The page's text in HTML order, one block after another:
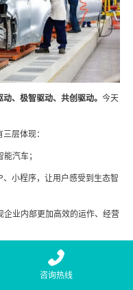
动、极智驱动、共创驱动。今天
层体现：
汽车；
小程序，让用户感受到生态智
企业内部更加高效的运作、经营
数字化的过程中，产生了大量
创新。传统型企业一般是层级
。在这个组织内部，大家需要
咨询热线